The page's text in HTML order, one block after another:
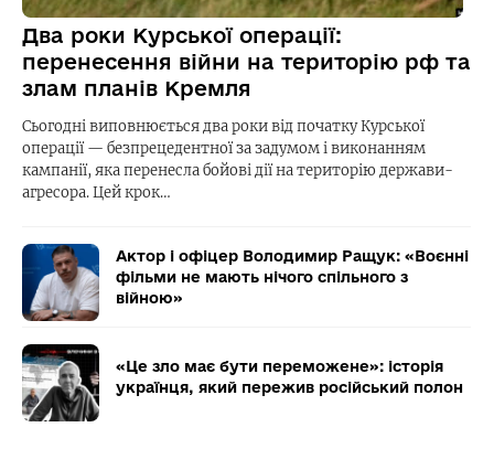
Два роки Курської операції:
перенесення війни на територію рф та
злам планів Кремля
Сьогодні виповнюється два роки від початку Курської
операції — безпрецедентної за задумом і виконанням
кампанії, яка перенесла бойові дії на територію держави-
агресора. Цей крок…
Актор і офіцер Володимир Ращук: «Воєнні
фільми не мають нічого спільного з
війною»
«Це зло має бути переможене»: історія
українця, який пережив російський полон